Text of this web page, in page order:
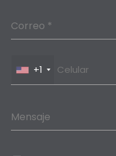
Correo *
+1
Mensaje